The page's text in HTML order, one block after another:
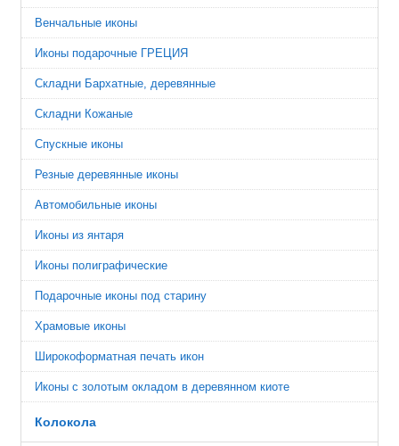
Венчальные иконы
Иконы подарочные ГРЕЦИЯ
Складни Бархатные, деревянные
Складни Кожаные
Спускные иконы
Резные деревянные иконы
Автомобильные иконы
Иконы из янтаря
Иконы полиграфические
Подарочные иконы под старину
Храмовые иконы
Широкоформатная печать икон
Иконы с золотым окладом в деревянном киоте
Колокола